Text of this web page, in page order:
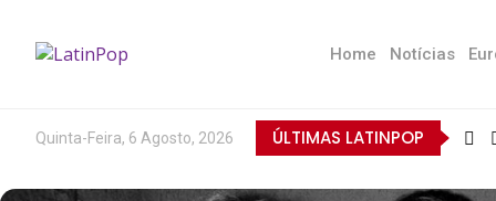
Home Notícias
Quinta-Feira, 6 Agosto, 2026 ÚLTIMAS LATINPOP